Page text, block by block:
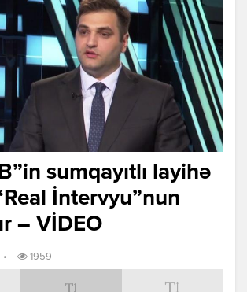
sumqayıtlı layihə
İntervyu”nun
– VİDEO
• 1959